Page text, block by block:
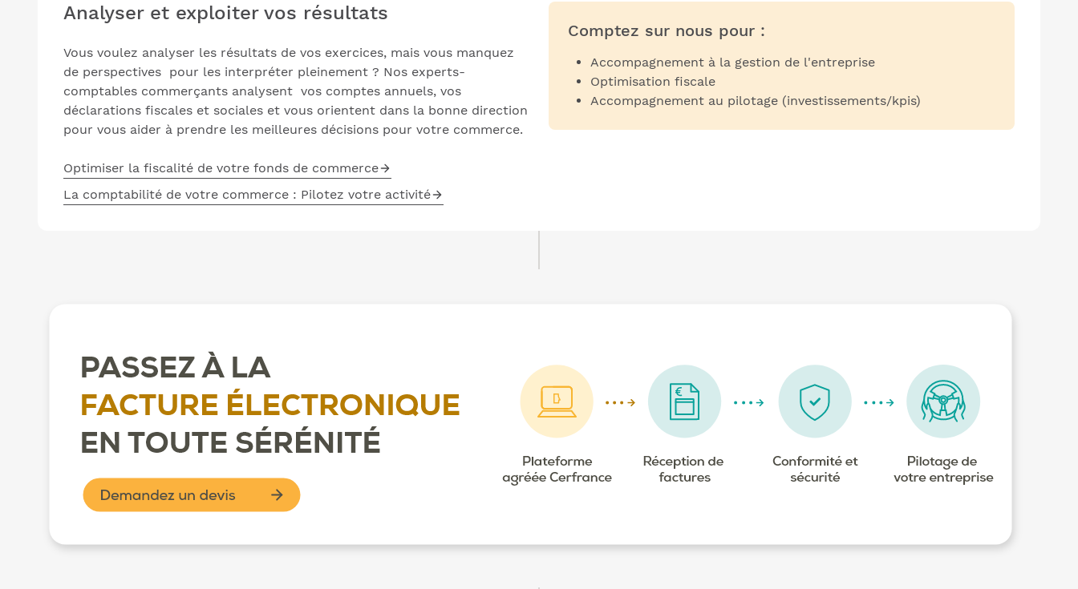
Analyser et exploiter vos résultats
Vous voulez analyser les résultats de vos exercices, mais vous manquez
de perspectives pour les interpréter pleinement ? Nos experts-
comptables commerçants analysent vos comptes annuels, vos
déclarations fiscales et sociales et vous orientent dans la bonne direction
pour vous aider à prendre les meilleures décisions pour votre commerce.
Optimiser la fiscalité de votre fonds de commerce
La comptabilité de votre commerce : Pilotez votre activité
Comptez sur nous pour :
Accompagnement à la gestion de l'entreprise
Optimisation fiscale
Accompagnement au pilotage (investissements/kpis)